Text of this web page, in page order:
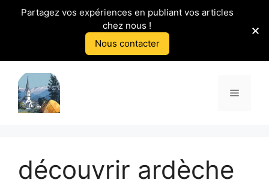
contenu
Menu
découvrir ardèche
Partagez vos expériences en publiant vos articles
chez nous !
Nous contacter